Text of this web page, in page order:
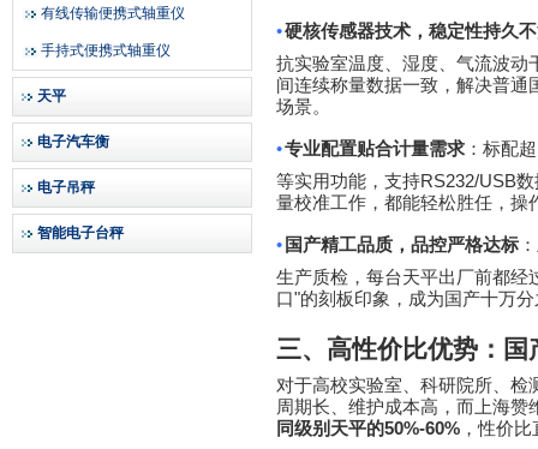
有线传输便携式轴重仪
手持式便携式轴重仪
天平
电子汽车衡
电子吊秤
智能电子台秤
•硬核传感器技术，稳定性持久
抗实验室温度、湿度、气流波动
间连续称量数据一致，解决普
场景。
•专业配置贴合计量需求 ：标配
等实用功能，支持RS232/USB数
量校准工作，都能轻松胜任，操
• 国产精工品质，品控严格达标
生产质检，每台天平出厂前都经
口"的刻板印象，成为国产十万
三、高性价比优势：
对于高校实验室、科研院所、
周期长、维护成本高，而上海赞
同级别天平的50%-60% ，性价